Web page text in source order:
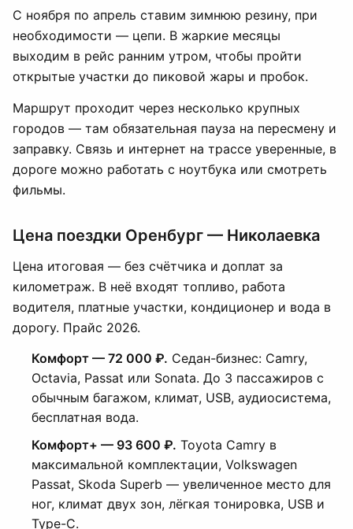
С ноября по апрель ставим зимнюю резину, при
необходимости — цепи. В жаркие месяцы
выходим в рейс ранним утром, чтобы пройти
открытые участки до пиковой жары и пробок.
Маршрут проходит через несколько крупных
городов — там обязательная пауза на пересмену и
заправку. Связь и интернет на трассе уверенные, в
дороге можно работать с ноутбука или смотреть
фильмы.
Цена поездки Оренбург — Николаевка
Цена итоговая — без счётчика и доплат за
километраж. В неё входят топливо, работа
водителя, платные участки, кондиционер и вода в
дорогу. Прайс 2026.
Комфорт — 72 000 ₽. Седан-бизнес: Camry,
Octavia, Passat или Sonata. До 3 пассажиров с
обычным багажом, климат, USB, аудиосистема,
бесплатная вода.
Комфорт+ — 93 600 ₽. Toyota Camry в
максимальной комплектации, Volkswagen
Passat, Skoda Superb — увеличенное место для
ног, климат двух зон, лёгкая тонировка, USB и
Type-C.